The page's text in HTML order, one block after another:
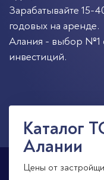
Зарабатывайте 15-
годовых на аренде.
Алания - выбор №1
инвестиций.
Каталог
Алании
Цены от